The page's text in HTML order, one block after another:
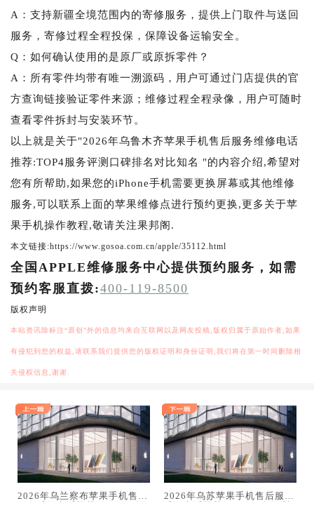
A：支持新疆全境范围内的寄修服务，提供上门取件与送回
服务，寄修过程全程投保，保障设备运输安全。
Q：如何确认使用的是原厂或原拆零件？
A：所有零件均带有唯一溯源码，用户可通过门店提供的官
方查询链接验证零件来源；维修过程全程录像，用户可随时
查看零件拆封与安装环节。
以上就是关于"2026年乌鲁木齐苹果手机售后服务维修电话
推荐:TOP4服务评测口碑排名对比知名 "的内容介绍,希望对
您有所帮助,如果您的iPhone手机需要更换屏幕或其他维修
服务,可以联系上面的苹果维修点进行预约更换,更多关于苹
果手机操作教程,敬请关注果邦阁.
本文链接:https://www.gosoa.com.cn/apple/35112.html
全国APPLE维修服务中心提供预约服务，如需
预约客服直拨:400-119-8500
版权声明
本站资讯除标注“原创”外的信息均来自互联网以及网友投稿,版权归属于原始作者,如果
有侵犯到您的权益,请联系我们提供您的版权证明和身份证明,我们将在第一时间删除相
关侵权信息,谢谢.
2026年乌兰察布苹果手机售后
2026年乌苏苹果手机售后服务